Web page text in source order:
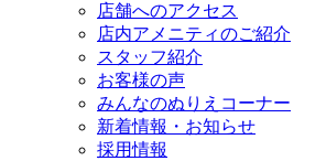
店舗へのアクセス
店内アメニティのご紹介
スタッフ紹介
お客様の声
みんなのぬりえコーナー
新着情報・お知らせ
採用情報